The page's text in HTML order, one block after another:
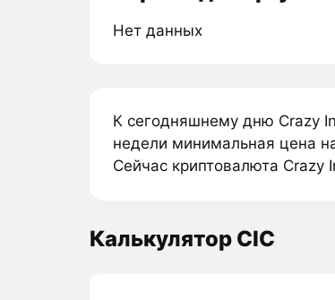
Нет данных
К сегодняшнему дню Crazy
недели минимальная цена
Сейчас криптовалюта Crazy
Калькулятор CIC